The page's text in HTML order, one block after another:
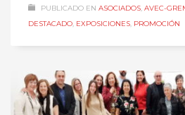
PUBLICADO EN ASOCIADOS, AVEC-
DESTACADO, EXPOSICIONES, PROMOCIÓN